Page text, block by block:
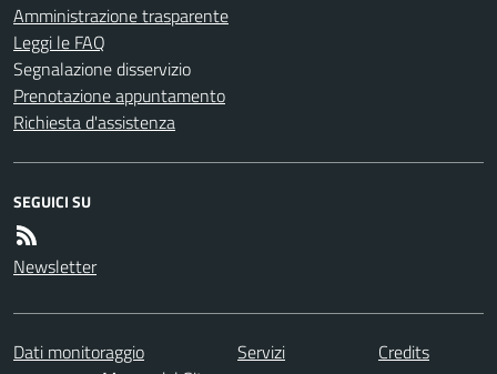
Amministrazione trasparente
Leggi le FAQ
Segnalazione disservizio
Prenotazione appuntamento
Richiesta d'assistenza
SEGUICI SU
Newsletter
Dati monitoraggio Servizi
Credits